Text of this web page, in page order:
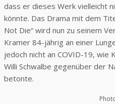
dass er dieses Werk vielleicht
könnte. Das Drama mit dem
Not Die“ wird nun zu seinem
Kramer 84-jährig an einer
jedoch nicht an COVID-19, wie
Willi Schwalbe gegenüber der
betonte.